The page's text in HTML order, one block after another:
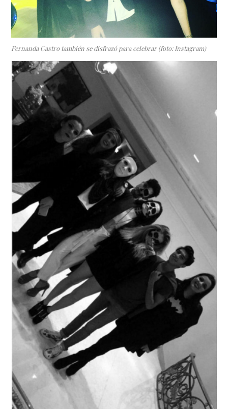
Fernanda Castro también se disfrazó para celebrar (foto: Instagram)